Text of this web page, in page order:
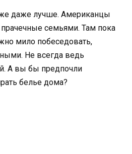
же даже лучше. Американцы
семьями. Там пока
мило побеседовать,
Не всегда ведь
А вы бы предпочли
белье дома?